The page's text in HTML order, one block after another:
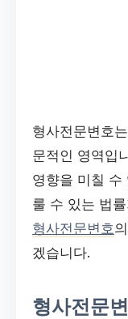
형사전문변호
문적인 영역입
영향을 미칠 수
룰 수 있는 법
형사전문변호
겠습니다.
형사전문